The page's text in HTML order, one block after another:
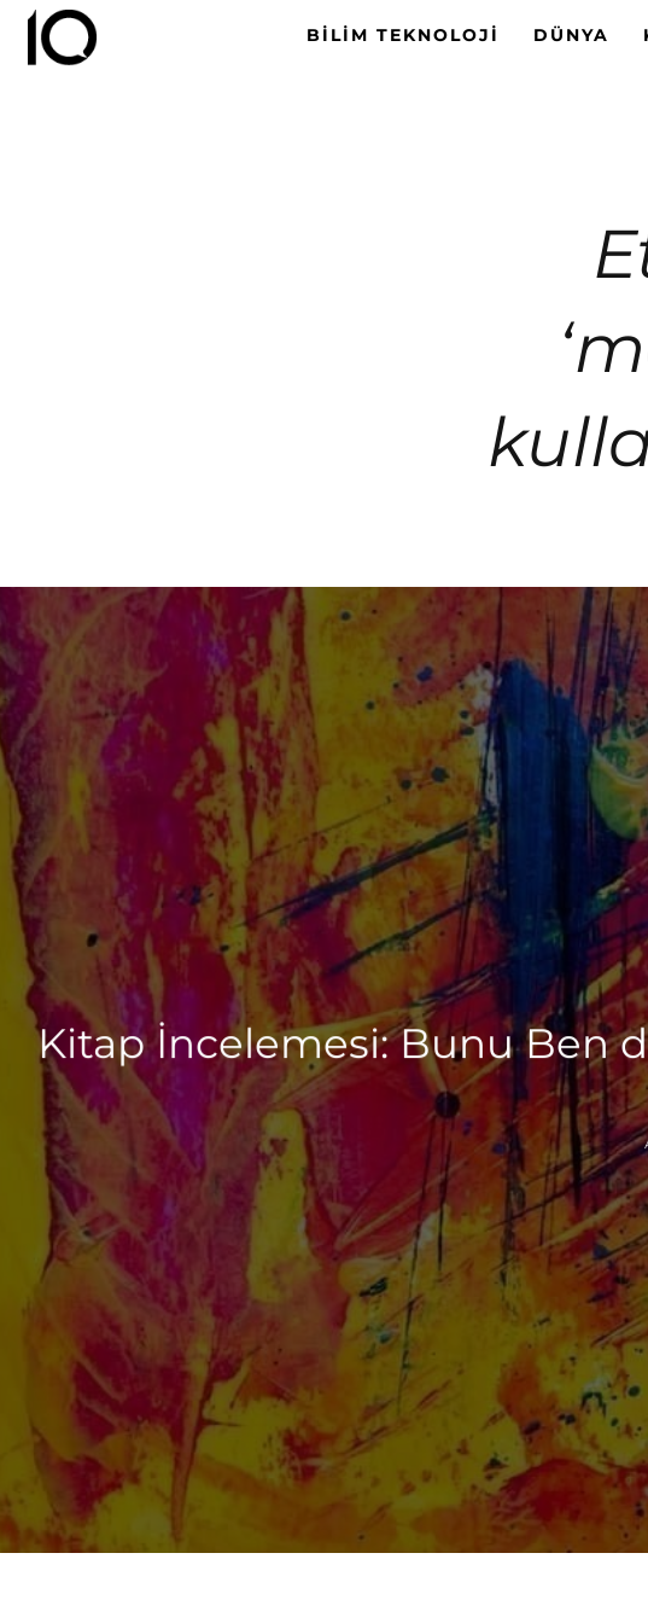
BILIM TEKNOLOJI DÜNYA
Kitap İncelemesi: Bunu Ben